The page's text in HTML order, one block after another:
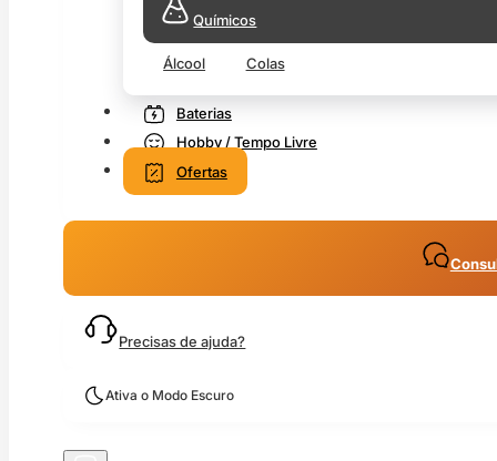
Químicos
Álcool Colas
Baterias
Hobby / Tempo Livre
Ofertas
Precisas de ajuda?
Ativa o Modo Escuro